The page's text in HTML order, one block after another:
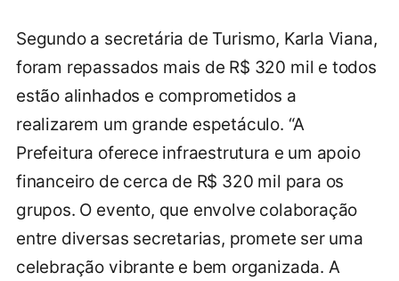
Segundo a secretária de Turismo, Karla Viana,
foram repassados mais de R$ 320 mil e todos
estão alinhados e comprometidos a
realizarem um grande espetáculo. “A
Prefeitura oferece infraestrutura e um apoio
financeiro de cerca de R$ 320 mil para os
grupos. O evento, que envolve colaboração
entre diversas secretarias, promete ser uma
celebração vibrante e bem organizada. A